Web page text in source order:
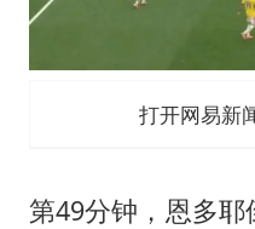
打开网易新
第49分钟，恩多